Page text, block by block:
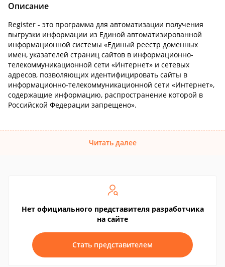
Описание
Register - это программа для автоматизации получения
выгрузки информации из Единой автоматизированной
информационной системы «Единый реестр доменных
имен, указателей страниц сайтов в информационно-
телекоммуникационной сети «Интернет» и сетевых
адресов, позволяющих идентифицировать сайты в
информационно-телекоммуникационной сети «Интернет»,
содержащие информацию, распространение которой в
Российской Федерации запрещено».
Читать далее
Нет официального представителя разработчика
на сайте
Стать представителем